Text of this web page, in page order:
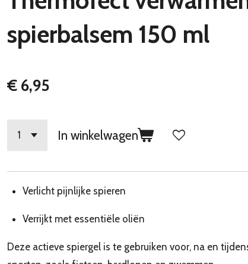
spierbalsem 150 ml
€ 6,95
In winkelwagen
Verlicht pijnlijke spieren
Verrijkt met essentiële oliën
Deze actieve spiergel is te gebruiken voor, na en